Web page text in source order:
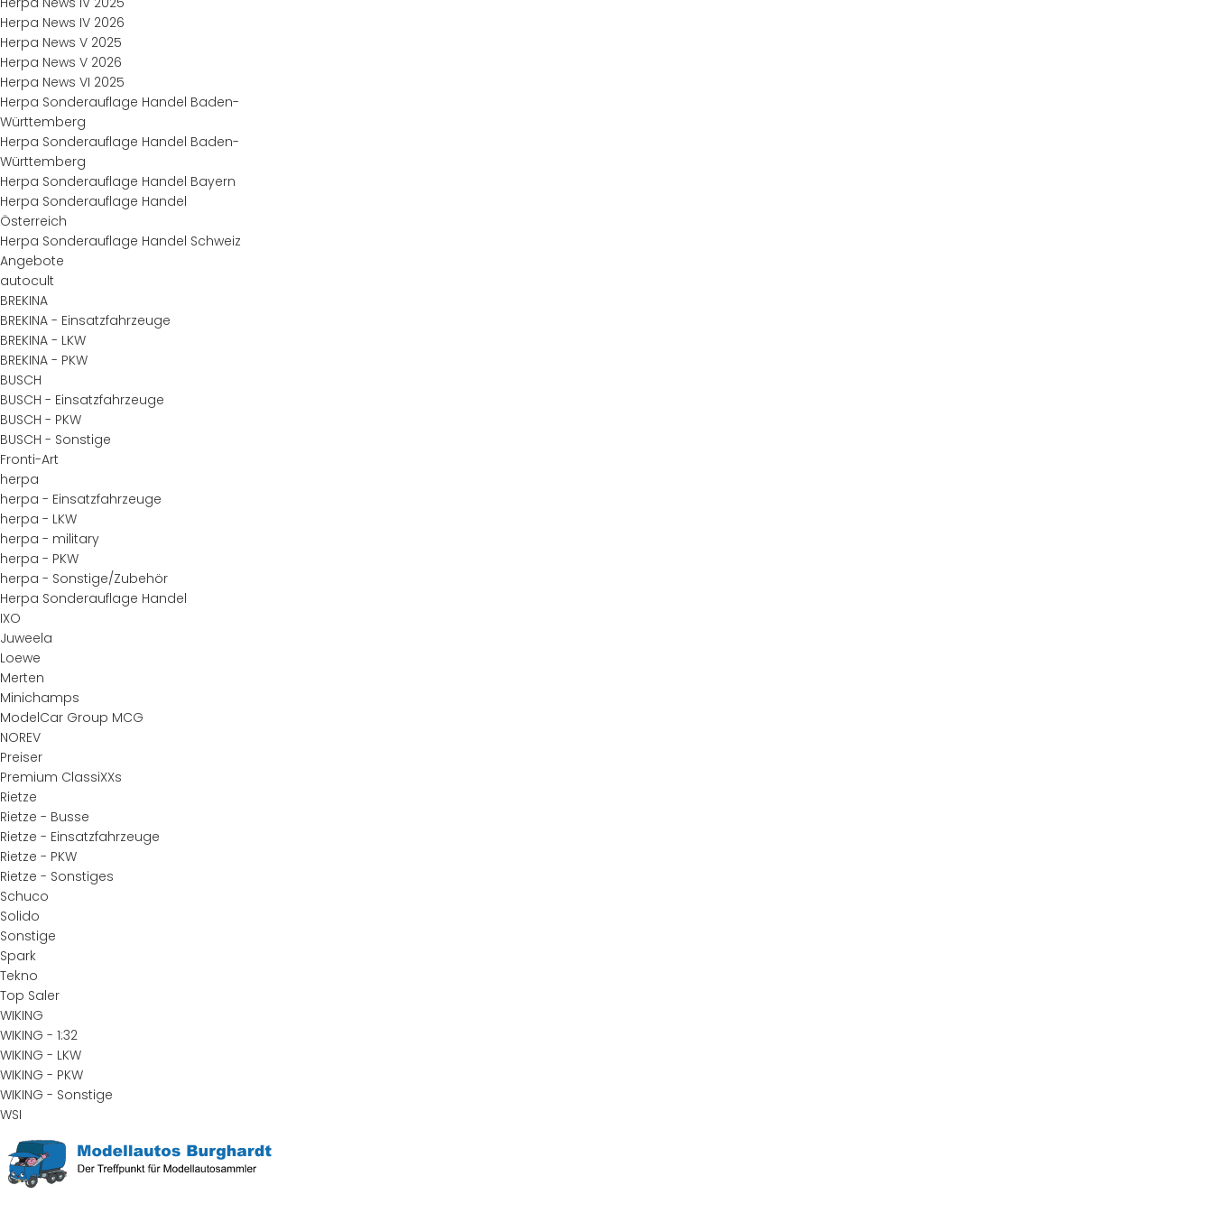
Herpa News IV 2026
Herpa News V 2025
Herpa News V 2026
Herpa News VI 2025
Herpa Sonderauflage Handel Baden-
Württemberg
Herpa Sonderauflage Handel Baden-
Württemberg
Herpa Sonderauflage Handel Bayern
Herpa Sonderauflage Handel
Österreich
Herpa Sonderauflage Handel Schweiz
Angebote
autocult
BREKINA
BREKINA - Einsatzfahrzeuge
BREKINA - LKW
BREKINA - PKW
BUSCH
BUSCH - Einsatzfahrzeuge
BUSCH - PKW
BUSCH - Sonstige
Fronti-Art
herpa
herpa - Einsatzfahrzeuge
herpa - LKW
herpa - military
herpa - PKW
herpa - Sonstige/Zubehör
Herpa Sonderauflage Handel
IXO
Juweela
Loewe
Merten
Minichamps
ModelCar Group MCG
NOREV
Preiser
Premium ClassiXXs
Rietze
Rietze - Busse
Rietze - Einsatzfahrzeuge
Rietze - PKW
Rietze - Sonstiges
Schuco
Solido
Sonstige
Spark
Tekno
Top Saler
WIKING
WIKING - 1:32
WIKING - LKW
WIKING - PKW
WIKING - Sonstige
WSI